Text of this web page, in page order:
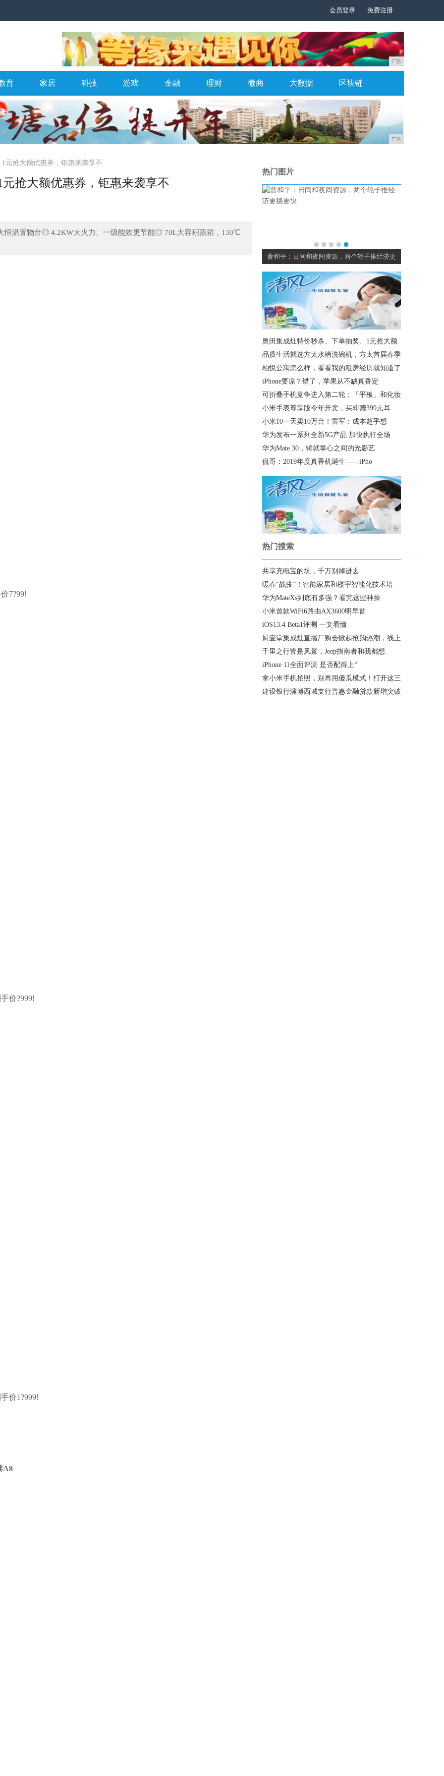
会员登录 免费注册
广告
育 家居 科技 游戏 金融 理财 微商 大数据 区块链
广告
元抢大额优惠券，钜惠来袭享不
抢大额优惠券，钜惠来袭享不
恒温置物台◎ 4.2KW大火力、一级能效更节能◎ 70L大容积蒸箱，130℃
7?99!
价?999!
价1?999!
A8
热门图片
曹和平：日间和夜间资源，两个轮子推经济更
广告
奥田集成灶特价秒杀、下单抽奖、1元抢大额
品质生活就选方太水槽洗碗机，方太首届春季
柏悦公寓怎么样，看看我的租房经历就知道了
iPhone要凉？错了，苹果从不缺真香定
可折叠手机竞争进入第二轮：「平板」和化妆
小米手表尊享版今年开卖，买即赠399元耳
小米10一天卖10万台！雷军：成本超乎想
华为发布一系列全新5G产品 加快执行全场
华为Mate 30，铸就掌心之间的光影艺
侃哥：2019年度真香机诞生——iPho
广告
热门搜索
共享充电宝的坑，千万别掉进去
暖春“战疫”！智能家居和楼宇智能化技术培
华为MateXs到底有多强？看完这些神操
小米首款WiFi6路由AX3600明早首
iOS13.4 Beta1评测 一文看懂
厨壹堂集成灶直播厂购会掀起抢购热潮，线上
千里之行皆是风景，Jeep指南者和我都想
iPhone 11全面评测 是否配得上“
拿小米手机拍照，别再用傻瓜模式！打开这三
建设银行淄博西城支行普惠金融贷款新增突破